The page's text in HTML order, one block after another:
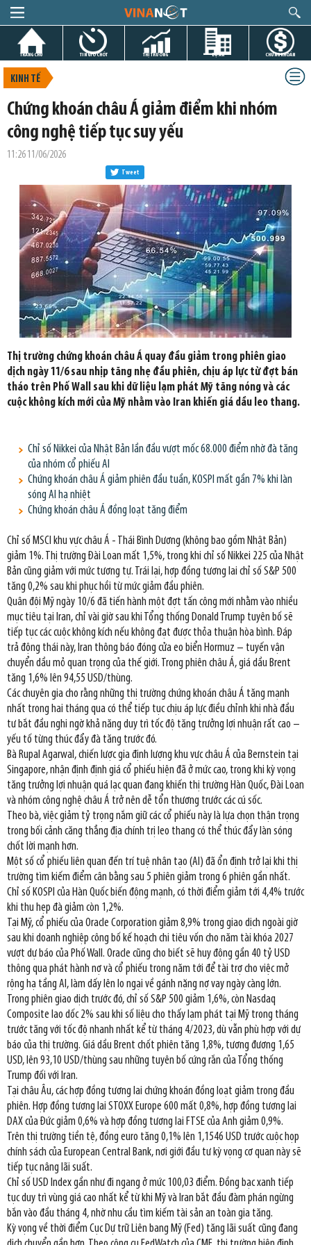
TRANG CHỦ TIN GIỜ CHÓT THỊ TRƯỜNG DỰ ÁN CHỨNG KHOÁN
KINH TẾ
Chứng khoán châu Á giảm điểm khi nhóm
công nghệ tiếp tục suy yếu
11:26 11/06/2026
Tweet
Thị trường chứng khoán châu Á quay đầu giảm trong phiên giao
dịch ngày 11/6 sau nhịp tăng nhẹ đầu phiên, chịu áp lực từ đợt bán
tháo trên Phố Wall sau khi dữ liệu lạm phát Mỹ tăng nóng và các
cuộc không kích mới của Mỹ nhằm vào Iran khiến giá dầu leo thang.
Chỉ số Nikkei của Nhật Bản lần đầu vượt mốc 68.000 điểm nhờ đà tăng
của nhóm cổ phiếu AI
Chứng khoán châu Á giảm phiên đầu tuần, KOSPI mất gần 7% khi làn
sóng AI hạ nhiệt
Chứng khoán châu Á đồng loạt tăng điểm
Chỉ số MSCI khu vực châu Á - Thái Bình Dương (không bao gồm Nhật Bản)
giảm 1%. Thị trường Đài Loan mất 1,5%, trong khi chỉ số Nikkei 225 của Nhật
Bản cũng giảm với mức tương tự. Trái lại, hợp đồng tương lai chỉ số S&P 500
tăng 0,2% sau khi phục hồi từ mức giảm đầu phiên.
Quân đội Mỹ ngày 10/6 đã tiến hành một đợt tấn công mới nhằm vào nhiều
mục tiêu tại Iran, chỉ vài giờ sau khi Tổng thống Donald Trump tuyên bố sẽ
tiếp tục các cuộc không kích nếu không đạt được thỏa thuận hòa bình. Đáp
trả động thái này, Iran thông báo đóng cửa eo biển Hormuz – tuyến vận
chuyển dầu mỏ quan trọng của thế giới. Trong phiên châu Á, giá dầu Brent
tăng 1,6% lên 94,55 USD/thùng.
Các chuyên gia cho rằng những thị trường chứng khoán châu Á tăng mạnh
nhất trong hai tháng qua có thể tiếp tục chịu áp lực điều chỉnh khi nhà đầu
tư bắt đầu nghi ngờ khả năng duy trì tốc độ tăng trưởng lợi nhuận rất cao –
yếu tố từng thúc đẩy đà tăng trước đó.
Bà Rupal Agarwal, chiến lược gia định lượng khu vực châu Á của Bernstein tại
Singapore, nhận định định giá cổ phiếu hiện đã ở mức cao, trong khi kỳ vọng
tăng trưởng lợi nhuận quá lạc quan đang khiến thị trường Hàn Quốc, Đài Loan
và nhóm công nghệ châu Á trở nên dễ tổn thương trước các cú sốc.
Theo bà, việc giảm tỷ trọng nắm giữ các cổ phiếu này là lựa chọn thận trọng
trong bối cảnh căng thẳng địa chính trị leo thang có thể thúc đẩy làn sóng
chốt lời mạnh hơn.
Một số cổ phiếu liên quan đến trí tuệ nhân tạo (AI) đã ổn định trở lại khi thị
trường tìm kiếm điểm cân bằng sau 5 phiên giảm trong 6 phiên gần nhất.
Chỉ số KOSPI của Hàn Quốc biến động mạnh, có thời điểm giảm tới 4,4% trước
khi thu hẹp đà giảm còn 1,2%.
Tại Mỹ, cổ phiếu của Oracle Corporation giảm 8,9% trong giao dịch ngoài giờ
sau khi doanh nghiệp công bố kế hoạch chi tiêu vốn cho năm tài khóa 2027
vượt dự báo của Phố Wall. Oracle cũng cho biết sẽ huy động gần 40 tỷ USD
thông qua phát hành nợ và cổ phiếu trong năm tới để tài trợ cho việc mở
rộng hạ tầng AI, làm dấy lên lo ngại về gánh nặng nợ vay ngày càng lớn.
Trong phiên giao dịch trước đó, chỉ số S&P 500 giảm 1,6%, còn Nasdaq
Composite lao dốc 2% sau khi số liệu cho thấy lạm phát tại Mỹ trong tháng
trước tăng với tốc độ nhanh nhất kể từ tháng 4/2023, dù vẫn phù hợp với dự
báo của thị trường. Giá dầu Brent chốt phiên tăng 1,8%, tương đương 1,65
USD, lên 93,10 USD/thùng sau những tuyên bố cứng rắn của Tổng thống
Trump đối với Iran.
Tại châu Âu, các hợp đồng tương lai chứng khoán đồng loạt giảm trong đầu
phiên. Hợp đồng tương lai STOXX Europe 600 mất 0,8%, hợp đồng tương lai
DAX của Đức giảm 0,6% và hợp đồng tương lai FTSE của Anh giảm 0,9%.
Trên thị trường tiền tệ, đồng euro tăng 0,1% lên 1,1546 USD trước cuộc họp
chính sách của European Central Bank, nơi giới đầu tư kỳ vọng cơ quan này sẽ
tiếp tục nâng lãi suất.
Chỉ số USD Index gần như đi ngang ở mức 100,03 điểm. Đồng bạc xanh tiếp
tục duy trì vùng giá cao nhất kể từ khi Mỹ và Iran bắt đầu đàm phán ngừng
bắn vào đầu tháng 4, nhờ nhu cầu tìm kiếm tài sản an toàn gia tăng.
Kỳ vọng về thời điểm Cục Dự trữ Liên bang Mỹ (Fed) tăng lãi suất cũng đang